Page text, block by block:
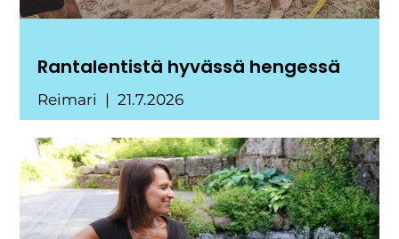
Rantalentistä hyvässä hengessä
Reimari 21.7.2026